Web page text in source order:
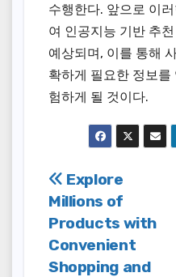
수행한다. 앞으로 이
여 인공지능 기반 추
예상되며, 이를 통해
확하게 필요한 정보를
험하게 될 것이다.
Post
navigation
Explore
Millions of
Products with
Convenient
Shopping and